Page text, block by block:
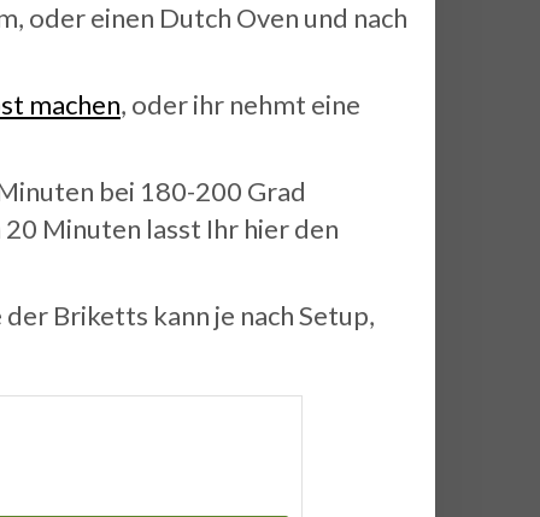
oder einen Dutch Oven und nach
machen, oder ihr nehmt eine
bei 180-200 Grad
Minuten lasst Ihr hier den
Briketts kann je nach Setup,